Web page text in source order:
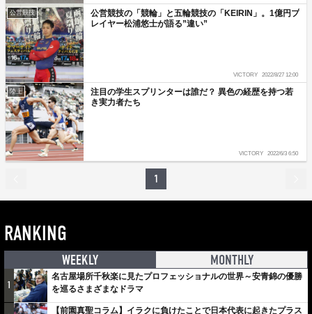
公営競技
公営競技の「競輪」と五輪競技の「KEIRIN」。1億円プ
レイヤー松浦悠士が語る”違い”
VICTORY 2022/8/27 12:00
陸上
注目の学生スプリンターは誰だ？ 異色の経歴を持つ若
き実力者たち
VICTORY 2022/6/3 6:50
1
RANKING
WEEKLY MONTHLY
1
名古屋場所千秋楽に見たプロフェッショナルの世界～安青錦の優勝
を巡るさまざまなドラマ
【前園真聖コラム】イラクに負けたことで日本代表に起きたプラス